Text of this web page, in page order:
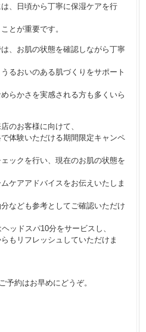
、日頃から丁寧に保湿ケアを行
とが重要です。
、お肌の状態を確認しながら丁寧
るおいのある肌づくりをサポート
らかさを実感される方も多くいら
のお客様に向けて、
体験いただける期間限定キャンペ
ックを行い、現在のお肌の状態を
ケアアドバイスをお伝えいたしま
なども参考としてご確認いただけ
ッドスパ10分をサービスし、
もリフレッシュしていただけま
予約はお早めにどうぞ。